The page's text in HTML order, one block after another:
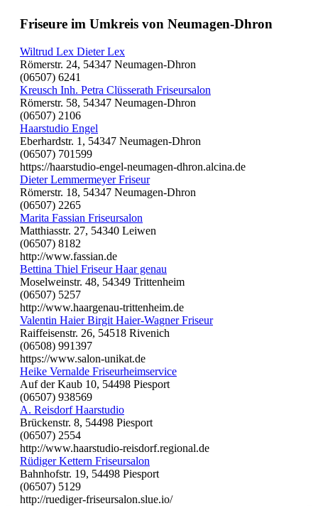
Friseure im Umkreis von Neumagen-Dhron
Wiltrud Lex Dieter Lex
Römerstr. 24, 54347 Neumagen-Dhron
(06507) 6241
Kreusch Inh. Petra Clüsserath Friseursalon
Römerstr. 58, 54347 Neumagen-Dhron
(06507) 2106
Haarstudio Engel
Eberhardstr. 1, 54347 Neumagen-Dhron
(06507) 701599
https://haarstudio-engel-neumagen-dhron.alcina.de
Dieter Lemmermeyer Friseur
Römerstr. 18, 54347 Neumagen-Dhron
(06507) 2265
Marita Fassian Friseursalon
Matthiasstr. 27, 54340 Leiwen
(06507) 8182
http://www.fassian.de
Bettina Thiel Friseur Haar genau
Moselweinstr. 48, 54349 Trittenheim
(06507) 5257
http://www.haargenau-trittenheim.de
Valentin Haier Birgit Haier-Wagner Friseur
Raiffeisenstr. 26, 54518 Rivenich
(06508) 991397
https://www.salon-unikat.de
Heike Vernalde Friseurheimservice
Auf der Kaub 10, 54498 Piesport
(06507) 938569
A. Reisdorf Haarstudio
Brückenstr. 8, 54498 Piesport
(06507) 2554
http://www.haarstudio-reisdorf.regional.de
Rüdiger Kettern Friseursalon
Bahnhofstr. 19, 54498 Piesport
(06507) 5129
http://ruediger-friseursalon.slue.io/